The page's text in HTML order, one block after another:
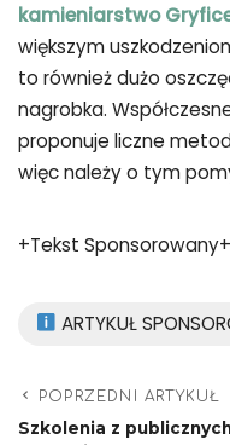
kamieniarstwo
większym
to również dużo
nagrobka.
proponuje liczne
więc należy o tym
+Tekst Sponsorowany+
ARTYKUŁ
POPRZEDNI ARTYKUŁ
Szkolenia z